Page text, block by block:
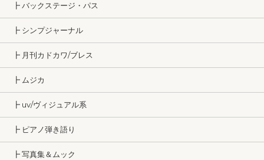
┣ バックステージ・パス
┣ シンプジャーナル
┣ 月刊カドカワ/ブレス
┣ ムジカ
┣ uv/ヴィジュアル系
┣ ピアノ弾き語り
┣ 写真集＆ムック